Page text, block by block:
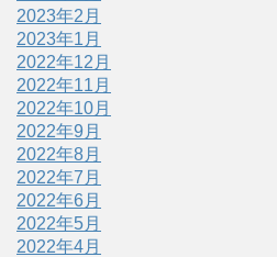
2023年2月
2023年1月
2022年12月
2022年11月
2022年10月
2022年9月
2022年8月
2022年7月
2022年6月
2022年5月
2022年4月